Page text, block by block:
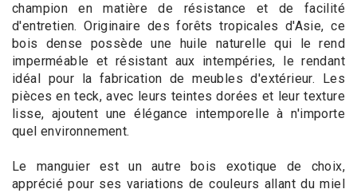
champion en matière de résistance et de facilité
d'entretien. Originaire des forêts tropicales d'Asie, ce
bois dense possède une huile naturelle qui le rend
imperméable et résistant aux intempéries, le rendant
idéal pour la fabrication de meubles d'extérieur. Les
pièces en teck, avec leurs teintes dorées et leur texture
lisse, ajoutent une élégance intemporelle à n'importe
quel environnement.
Le manguier est un autre bois exotique de choix,
apprécié pour ses variations de couleurs allant du miel